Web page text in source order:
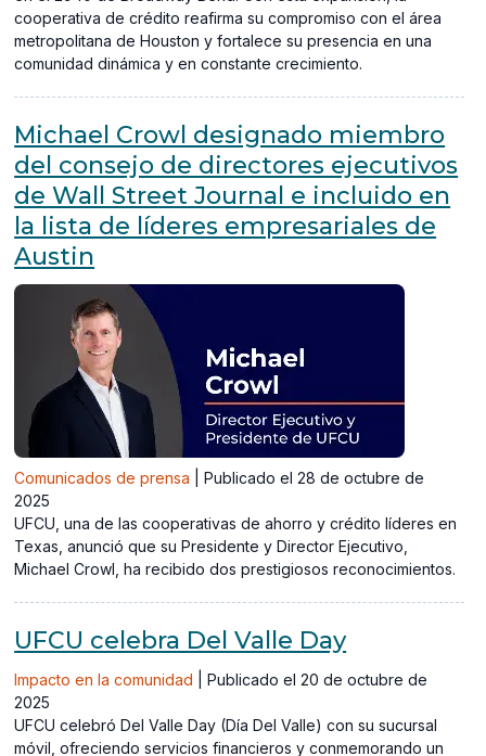
cooperativa de crédito reafirma su compromiso con el área
metropolitana de Houston y fortalece su presencia en una
comunidad dinámica y en constante crecimiento.
Michael Crowl designado miembro
del consejo de directores ejecutivos
de Wall Street Journal e incluido en
la lista de líderes empresariales de
Austin
Comunicados de prensa |Publicado el 28 de octubre de
2025
UFCU, una de las cooperativas de ahorro y crédito líderes en
Texas, anunció que su Presidente y Director Ejecutivo,
Michael Crowl, ha recibido dos prestigiosos reconocimientos.
UFCU celebra Del Valle Day
Impacto en la comunidad |Publicado el 20 de octubre de
2025
UFCU celebró Del Valle Day (Día Del Valle) con su sucursal
móvil, ofreciendo servicios financieros y conmemorando un